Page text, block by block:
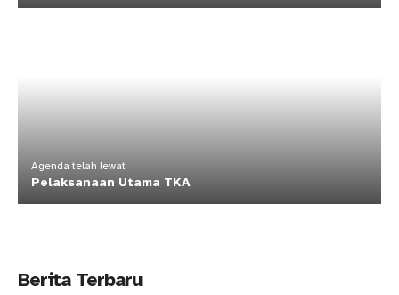
Agenda telah lewat
Pelaksanaan Utama TKA
Berita Terbaru